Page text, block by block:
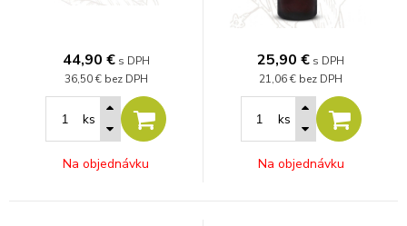
44,90 € s DPH
36,50 € bez DPH
ks
Na objednávku
25,90 € s DPH
21,06 € bez DPH
ks
Na objednávku